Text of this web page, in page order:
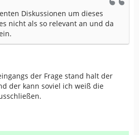
Diskussionen um dieses
nicht als so relevant an und da
der Frage stand halt der
der kann soviel ich weiß die